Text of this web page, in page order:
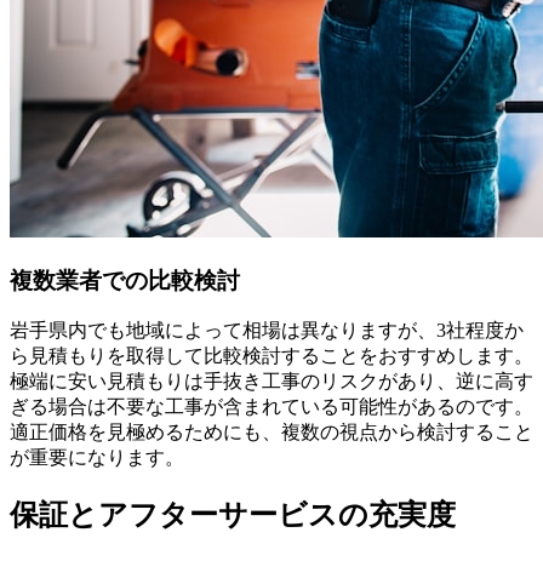
複数業者での比較検討
岩手県内でも地域によって相場は異なりますが、3社程度か
ら見積もりを取得して比較検討することをおすすめします。
極端に安い見積もりは手抜き工事のリスクがあり、逆に高す
ぎる場合は不要な工事が含まれている可能性があるのです。
適正価格を見極めるためにも、複数の視点から検討すること
が重要になります。
保証とアフターサービスの充実度